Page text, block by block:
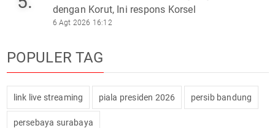
dengan Korut, Ini respons Korsel
6 Agt 2026 16:12
POPULER TAG
link live streaming piala presiden 2026 persib bandung
persebaya surabaya